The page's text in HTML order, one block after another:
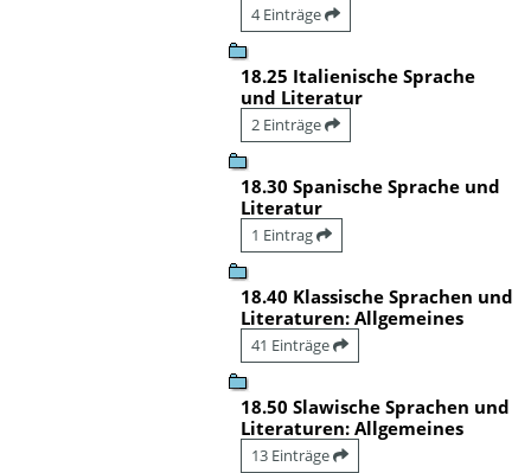
4 Einträge
18.25 Italienische Sprache
und Literatur
2 Einträge
18.30 Spanische Sprache und
Literatur
1 Eintrag
18.40 Klassische Sprachen und
Literaturen: Allgemeines
41 Einträge
18.50 Slawische Sprachen und
Literaturen: Allgemeines
13 Einträge